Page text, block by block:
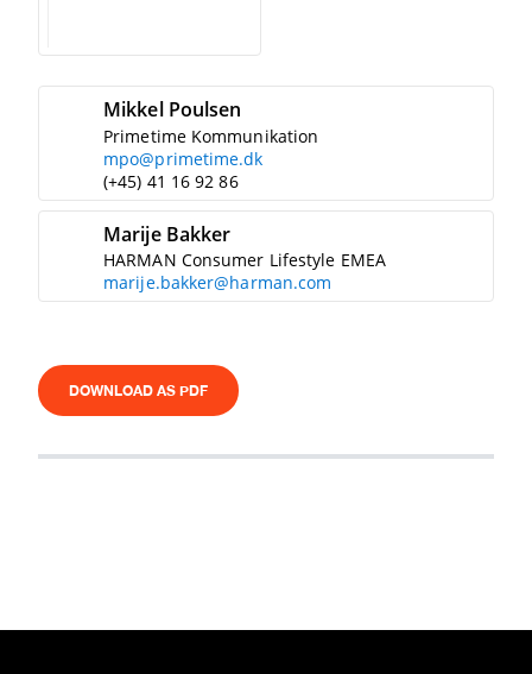
Mikkel Poulsen
Primetime Kommunikation
mpo@primetime.dk
(+45) 41 16 92 86
Marije Bakker
HARMAN Consumer Lifestyle EMEA
marije.bakker@harman.com
DOWNLOAD AS PDF